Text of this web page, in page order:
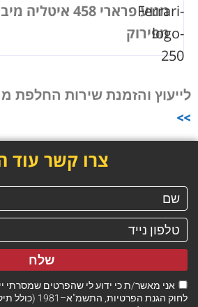
מנוע פרארי 458
מפירוק
לייעוץ והזמנת שירות החלפת
>>
צרו קשר עוד
אני מאשר/ת כי ידוע לי שהפרטים שמסרתי
לחוק הגנת הפרטיות, התשמ"א–1981 (כולל תיקון 13), ובהתאם ל
שלח